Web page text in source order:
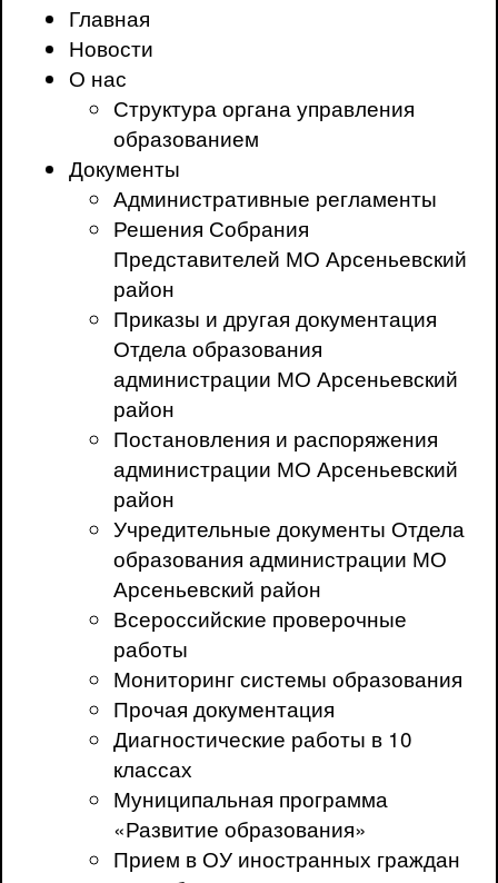
Главная
Новости
О нас
Структура органа управления
образованием
Документы
Административные регламенты
Решения Собрания
Представителей МО Арсеньевский
район
Приказы и другая документация
Отдела образования
администрации МО Арсеньевский
район
Постановления и распоряжения
администрации МО Арсеньевский
район
Учредительные документы Отдела
образования администрации МО
Арсеньевский район
Всероссийские проверочные
работы
Мониторинг системы образования
Прочая документация
Диагностические работы в 10
классах
Муниципальная программа
«Развитие образования»
Прием в ОУ иностранных граждан